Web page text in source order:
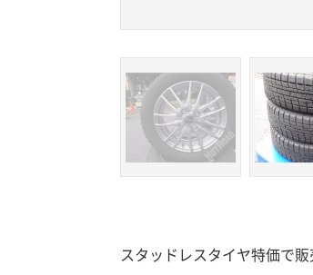
スタッドレスタイヤ特価で